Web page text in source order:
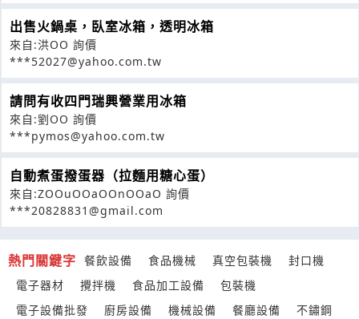
出售火鍋桌，臥室冰箱，透明冰箱
來自:洪OO 詢價
***52027@yahoo.com.tw
請問有收四門瑞興營業用冰箱
來自:劉OO 詢價
***pymos@yahoo.com.tw
自動煮蛋撥蛋器（拉麵用糖心蛋）
來自:ZOOuOOaOOnOOaO 詢價
***20828831@gmail.com
熱門關鍵字 餐飲設備 食品機械 真空包裝機
封口機
電子器材
攪拌機 食品加工設備
包裝機
電子設備批發
廚房設備 機械設備 餐廳設備
不鏽鋼